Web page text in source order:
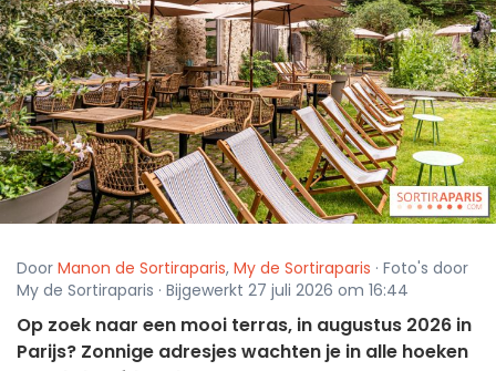
Door Manon de Sortiraparis, My de Sortiraparis · Foto's door
My de Sortiraparis · Bijgewerkt 27 juli 2026 om 16:44
Op zoek naar een mooi terras, in augustus 2026 in
Parijs? Zonnige adresjes wachten je in alle hoeken